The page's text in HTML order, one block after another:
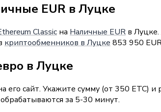
EUR в Луцке
Classic на Наличные EUR в
криптообменников в Луцке 853 950
в Луцке
сайт. Укажите сумму (от 350 ETC) и
за 5-30 минут.